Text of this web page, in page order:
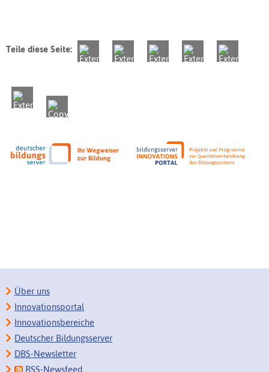
Teile diese Seite:
Über uns
Innovationsportal
Innovationsbereiche
Deutscher Bildungsserver
DBS-Newsletter
RSS-Newsfeed